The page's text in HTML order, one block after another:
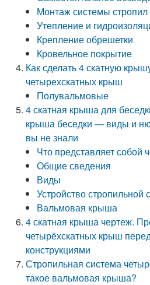
Монтаж системы стропил
Утепление и
Крепление обрешетки
Кровельное покрытие
Как сделать 4 скатную
четырехскатных крыш
Полувальмовые
4 скатная крыша для
крыша беседки — виды и
вы не знали
Что представляет собой
Общие сведения
Виды
Устройство стропильной
Вальмовая крыша
4 скатная крыша чертеж.
четырёхскатных крыш
конструкциями
Стропильная система
такое вальмовая крыша?